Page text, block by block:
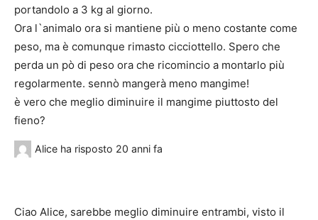
portandolo a 3 kg al giorno.
Ora l`animalo ora si mantiene più o meno costante come
peso, ma è comunque rimasto cicciottello. Spero che
perda un pò di peso ora che ricomincio a montarlo più
regolarmente. sennò mangerà meno mangime!
è vero che meglio diminuire il mangime piuttosto del
fieno?
Alice ha risposto 20 anni fa
Ciao Alice, sarebbe meglio diminuire entrambi, visto il